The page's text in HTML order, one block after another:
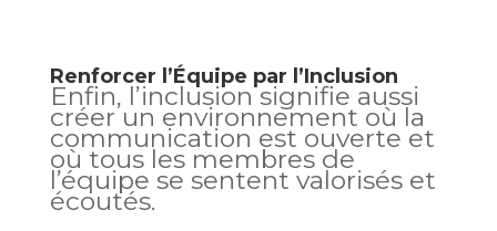
Renforcer l’Équipe par l’Inclusion
Enfin, l’inclusion signifie aussi
créer un environnement où la
communication est ouverte et
où tous les membres de
l’équipe se sentent valorisés et
écoutés.